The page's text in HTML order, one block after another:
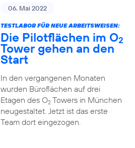
06. Mai 2022
TESTLABOR FÜR NEUE ARBEITSWEISEN:
Die Pilotflächen im O2
Tower gehen an den
Start
In den vergangenen Monaten
wurden Büroflächen auf drei
Etagen des O2Towers in München
neugestaltet. Jetzt ist das erste
Team dort eingezogen.